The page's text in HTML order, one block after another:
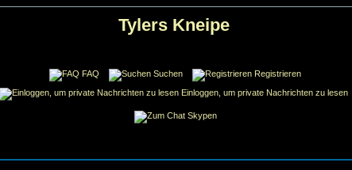
Tylers Kneipe
FAQ Suchen
Registrieren
Einloggen, um private Nachrichten zu lesen
Skypen